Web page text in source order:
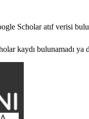
Scholar atıf verisi
kaydı bulunamadı